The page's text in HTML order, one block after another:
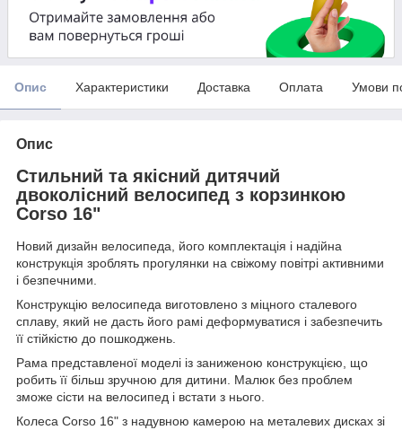
Опис Характеристики Доставка Оплата Умови
Опис
Cтильний та якісний дитячий
двоколісний велосипед з корзинкою
Corso 16"
Новий дизайн велосипеда, його комплектація і надійна
конструкція зроблять прогулянки на свіжому повітрі активними
і безпечними.
Конструкцію велосипеда виготовлено з міцного сталевого
сплаву, який не дасть його рамі деформуватися і забезпечить
її стійкістю до пошкоджень.
Рама представленої моделі із заниженою конструкцією, що
робить її більш зручною для дитини. Малюк без проблем
зможе сісти на велосипед і встати з нього.
Колеса Corso 16" з надувною камерою на металевих дисках зі